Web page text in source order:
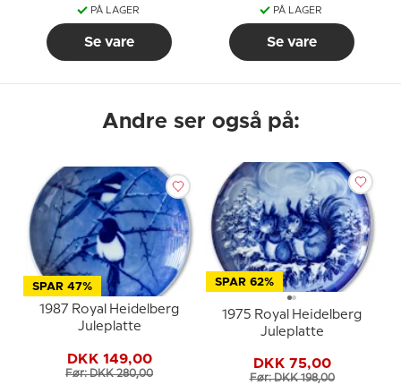
PÅ LAGER
Se vare
PÅ LAGER
Se vare
Andre ser også på:
SPAR 47%
1987 Royal Heidelberg
Juleplatte
DKK 149,00
Før: DKK 280,00
SPAR 62%
1975 Royal Heidelberg
Juleplatte
DKK 75,00
Før: DKK 198,00